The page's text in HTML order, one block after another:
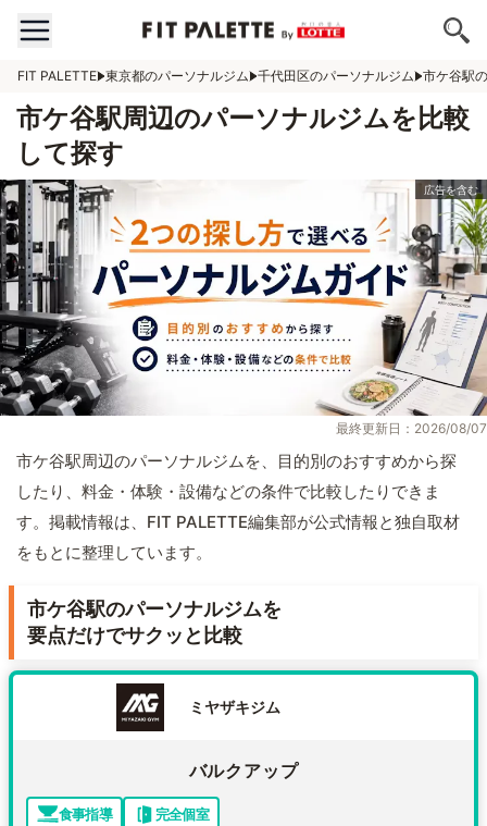
FIT PALETTE 東京都のパーソナルジム 千代田区のパーソナルジム 市ケ谷駅
市ケ谷駅周辺のパーソナルジムを比較
して探す
最終更新日：2026/08/07
市ケ谷駅周辺のパーソナルジムを、目的別のおすすめから探
したり、料金・体験・設備などの条件で比較したりできま
す。掲載情報は、FIT PALETTE編集部が公式情報と独自取材
をもとに整理しています。
市ケ谷駅のパーソナルジムを
要点だけでサクッと比較
ミヤザキジム
バルクアップ
食事指導 完全個室